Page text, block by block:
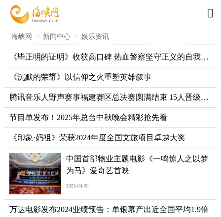

海峡网 > 新闻中心 > 娱乐资讯
《毕正明的证明》收获高口碑 热血警察坚守正义的自我证明
《沉默的荣耀》以信仰之火重塑英雄叙事
腾讯音乐人野声赛事福建赛区总决赛圆满结束 15人晋级全国总决赛
节目单发布！2025年总台中秋晚会精彩抢先看
《印象·妈祖》荣获2024年度全国文旅项目卓越大奖
中国首部物业主题电影《一鸣惊人之以梦
为马》爱奇艺首映
2025-04-20
万达电影发布2024业绩预告：单银幕产出近全国平均1.9倍